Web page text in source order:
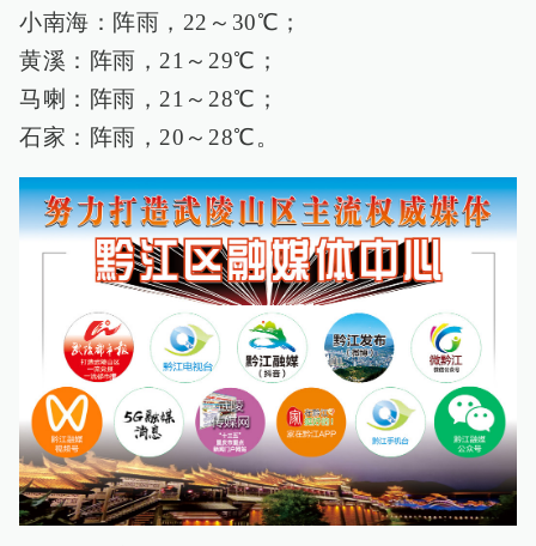
小南海：阵雨，22～30℃；
黄溪：阵雨，21～29℃；
马喇：阵雨，21～28℃；
石家：阵雨，20～28℃。